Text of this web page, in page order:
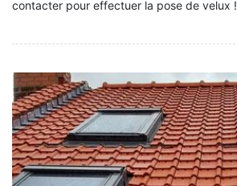
contacter pour effectuer la pose de velux !